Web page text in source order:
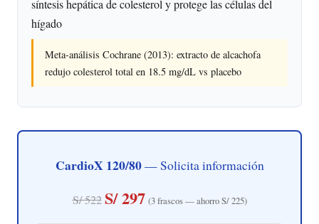
síntesis hepática de colesterol y protege las células del
hígado
Meta-análisis Cochrane (2013): extracto de alcachofa
redujo colesterol total en 18.5 mg/dL vs placebo
CardioX 120/80— Solicita información
S/ 522 S/ 297 (3 frascos — ahorro S/ 225)